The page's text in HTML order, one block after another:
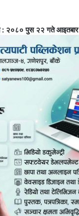
: २०८० पुस २२ गते आइतबार